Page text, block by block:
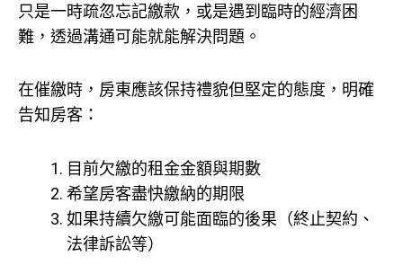
只是一時疏忽忘記繳款，或是遇到臨時的經濟困
難，透過溝通可能就能解決問題。
在催繳時，房東應該保持禮貌但堅定的態度，明確
告知房客：
目前欠繳的租金金額與期數
希望房客盡快繳納的期限
如果持續欠繳可能面臨的後果（終止契約、
法律訴訟等）